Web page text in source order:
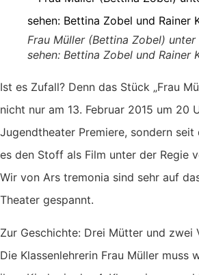
Frau Müller (Bettina Zobel)
sehen: Bettina Zobel und Rainer
Ist es Zufall? Denn das Stück „Frau
nicht nur am 13. Februar 2015 um 20
Jugendtheater Premiere, sondern seit
es den Stoff als Film unter der Regie
Wir von Ars tremonia sind sehr auf
Theater gespannt.
Zur Geschichte: Drei Mütter und zwei
Die Klassenlehrerin Frau Müller muss